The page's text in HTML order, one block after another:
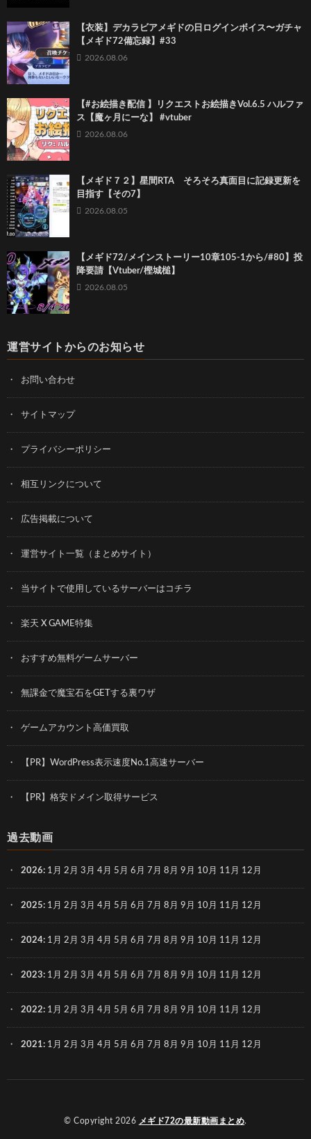
【衣装】デカラビアメギドの日ログインボイス〜ガチャ
【メギド72備忘録】#33
2026.08.06
【#お絵描き配信 】リクエストお絵描きVol.6.5 ハルファ
ス【魔ヶ月にーな】 #vtuber
2026.08.06
【メギド７２】星間RTA そろそろ真面目に記録更新を
目指す【その7】
2026.08.05
【メギド72/メインストーリー10章105-1から/#80】投
降要請【Vtuber/樫城槌】
2026.08.05
運営サイトからのお知らせ
お問い合わせ
サイトマップ
プライバシーポリシー
相互リンクについて
広告掲載について
運営サイト一覧（まとめサイト）
当サイトで使用しているサーバーはコチラ
楽天 X GAME特集
おすすめ無料ゲームサーバー
無課金で魔宝石をGETする裏ワザ
ゲームアカウント高価買取
【PR】WordPress表示速度No.1高速サーバー
【PR】格安ドメイン取得サービス
過去動画
2026: 1月 2月 3月 4月 5月 6月 7月 8月 9月 10月 11月 12月
2025: 1月 2月 3月 4月 5月 6月 7月 8月 9月 10月 11月 12月
2024: 1月 2月 3月 4月 5月 6月 7月 8月 9月 10月 11月 12月
2023: 1月 2月 3月 4月 5月 6月 7月 8月 9月 10月 11月 12月
2022: 1月 2月 3月 4月 5月 6月 7月 8月 9月 10月 11月 12月
2021: 1月 2月 3月 4月 5月 6月 7月 8月 9月 10月 11月 12月
© Copyright 2026 メギド72の最新動画まとめ.